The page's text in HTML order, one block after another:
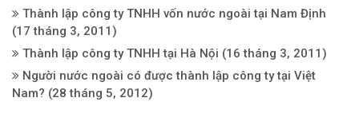
Thành lập công ty TNHH vốn nước ngoài tại Nam Định
(17 tháng 3, 2011)
Thành lập công ty TNHH tại Hà Nội (16 tháng 3, 2011)
Người nước ngoài có được thành lập công ty tại Việt
Nam? (28 tháng 5, 2012)